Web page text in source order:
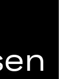
auf die
Wäre er
sein
er